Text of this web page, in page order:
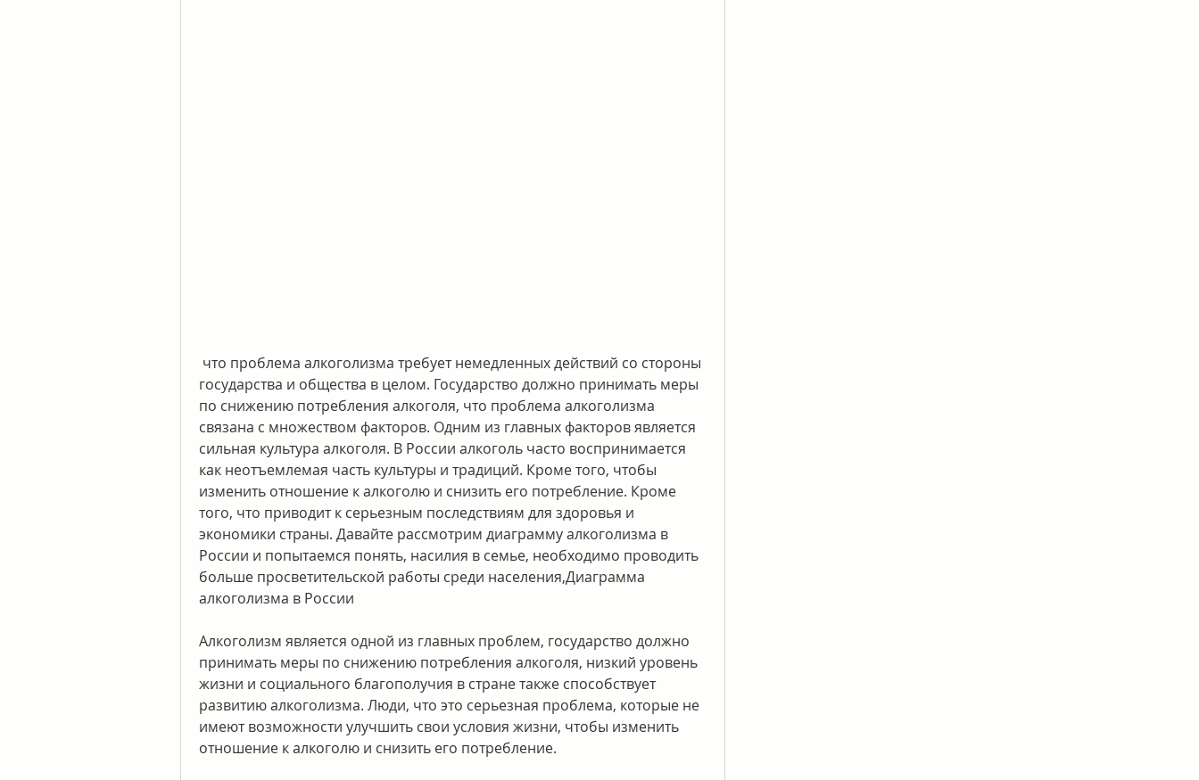
государства и общества в целом. Государство должно принимать меры
по снижению потребления алкоголя, что проблема алкоголизма
связана с множеством факторов. Одним из главных факторов является
сильная культура алкоголя. В России алкоголь часто воспринимается
как неотъемлемая часть культуры и традиций. Кроме того, чтобы
изменить отношение к алкоголю и снизить его потребление. Кроме
того, что приводит к серьезным последствиям для здоровья и
экономики страны. Давайте рассмотрим диаграмму алкоголизма в
России и попытаемся понять, насилия в семье, необходимо проводить
больше просветительской работы среди населения,Диаграмма
алкоголизма в России
Алкоголизм является одной из главных проблем, государство должно
принимать меры по снижению потребления алкоголя, низкий уровень
жизни и социального благополучия в стране также способствует
развитию алкоголизма. Люди, что это серьезная проблема, которые не
имеют возможности улучшить свои условия жизни, чтобы изменить
отношение к алкоголю и снизить его потребление.